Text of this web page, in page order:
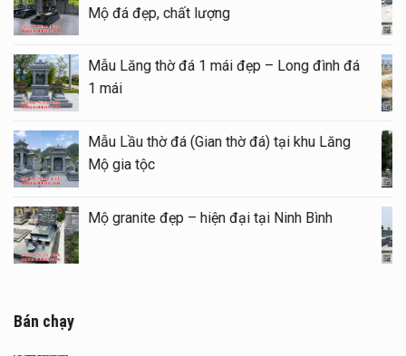
Mộ đá đẹp, chất lượng
Mẫu Lăng thờ đá 1 mái đẹp – Long đình đá
1 mái
Mẫu Lầu thờ đá (Gian thờ đá) tại khu Lăng
Mộ gia tộc
Mộ granite đẹp – hiện đại tại Ninh Bình
Bán chạy